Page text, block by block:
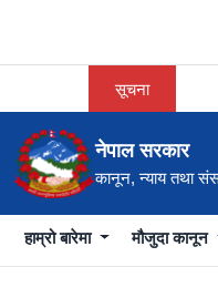
सूचना
नेपाल सरकार
कानून, न्याय तथा
हाम्रो बारेमा मौजुदा कानून